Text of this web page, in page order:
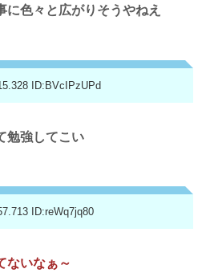
に色々と広がりそうやねえ
ID:BVcIPzUPd
勉強してこい
ID:reWq7jq80
ないなぁ～